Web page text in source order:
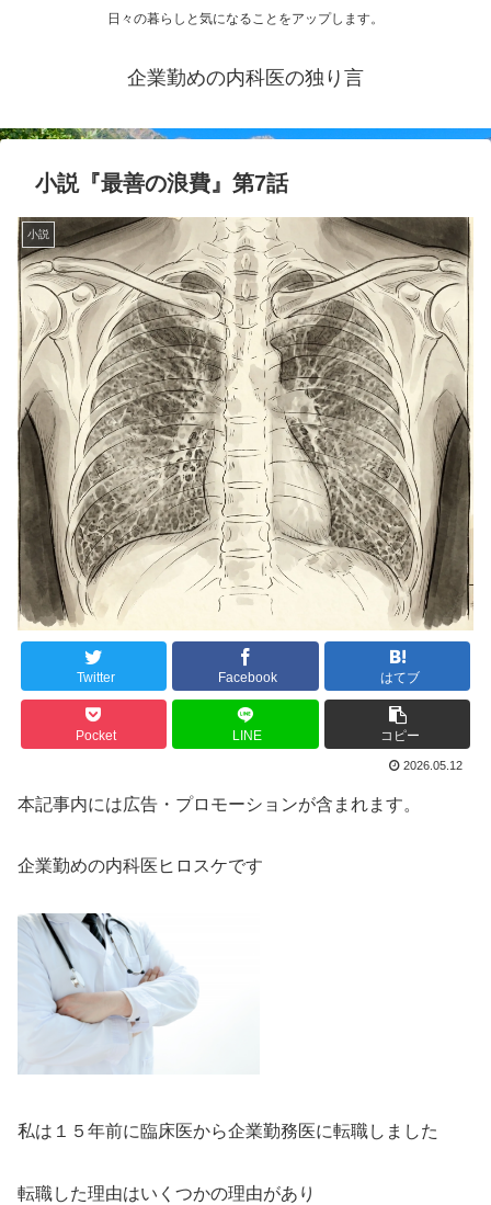
日々の暮らしと気になることをアップします。
企業勤めの内科医の独り言
小説『最善の浪費』第7話
小説
Twitter Facebook はてブ
Pocket LINE コピー
2026.05.12
本記事内には広告・プロモーションが含まれます。
企業勤めの内科医ヒロスケです
私は１５年前に臨床医から企業勤務医に転職しました
転職した理由はいくつかの理由があり